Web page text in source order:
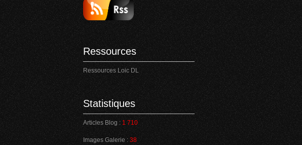
Ressources
Ressources Loic DL
Statistiques
Articles Blog : 1 710
Images Galerie : 38